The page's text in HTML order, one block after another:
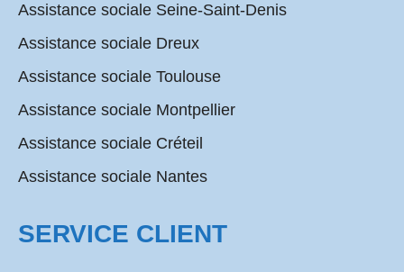
Assistance sociale Seine-Saint-Denis
Assistance sociale Dreux
Assistance sociale Toulouse
Assistance sociale Montpellier
Assistance sociale Créteil
Assistance sociale Nantes
SERVICE CLIENT